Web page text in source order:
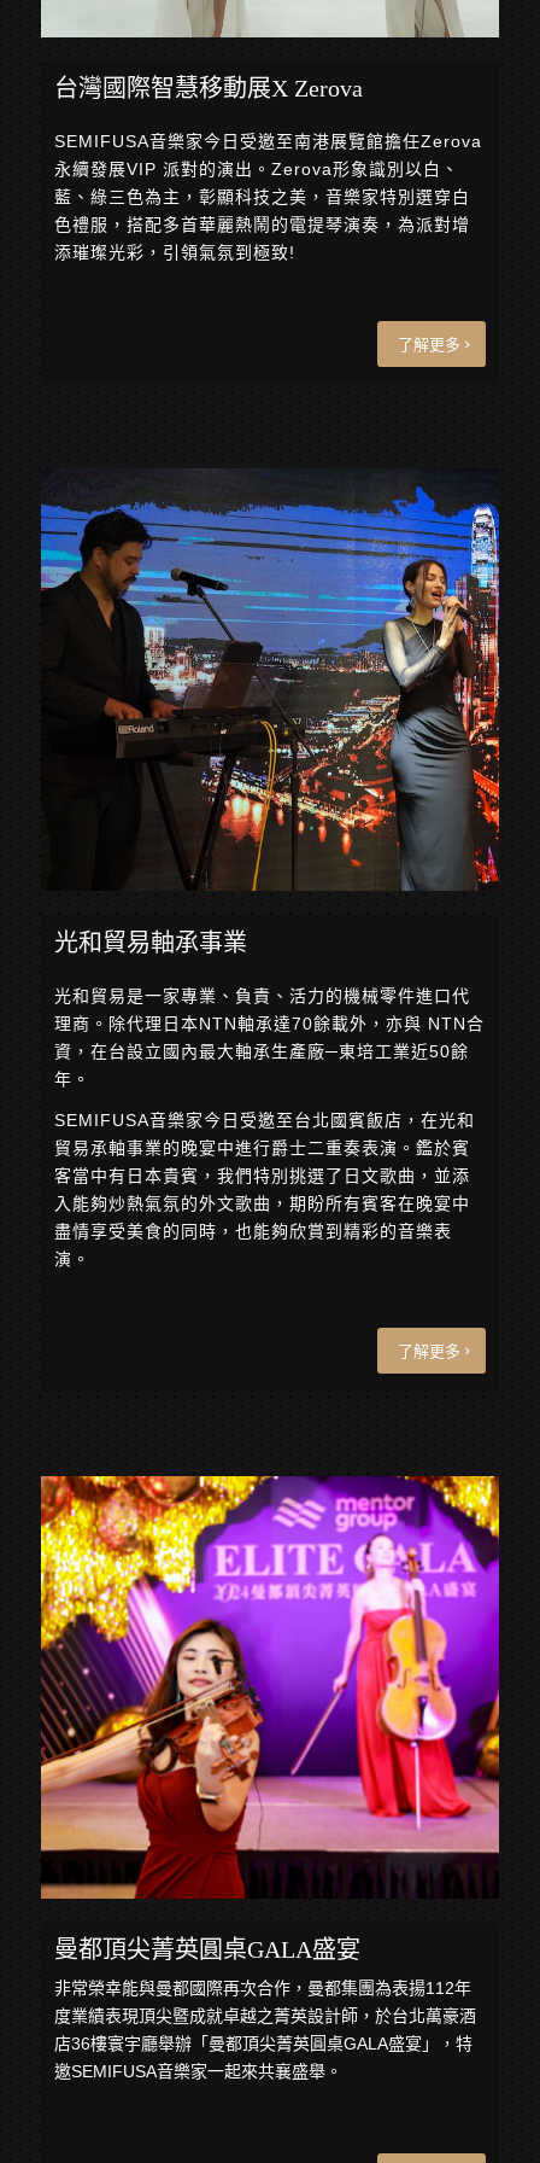
台灣國際智慧移動展X Zerova
SEMIFUSA音樂家今日受邀至南港展覽館擔任Zerova
永續發展VIP 派對的演出。Zerova形象識別以白、
藍、綠三色為主，彰顯科技之美，音樂家特別選穿白
色禮服，搭配多首華麗熱鬧的電提琴演奏，為派對增
添璀璨光彩，引領氣氛到極致!
了解更多
光和貿易軸承事業
光和貿易是一家專業、負責、活力的機械零件進口代
理商。除代理日本NTN軸承達70餘載外，亦與 NTN合
資，在台設立國內最大軸承生產廠─東培工業近50餘
年。
SEMIFUSA音樂家今日受邀至台北國賓飯店，在光和
貿易承軸事業的晚宴中進行爵士二重奏表演。鑑於賓
客當中有日本貴賓，我們特別挑選了日文歌曲，並添
入能夠炒熱氣氛的外文歌曲，期盼所有賓客在晚宴中
盡情享受美食的同時，也能夠欣賞到精彩的音樂表
演。
了解更多
曼都頂尖菁英圓桌GALA盛宴
非常榮幸能與曼都國際再次合作，曼都集團為表揚112年
度業績表現頂尖暨成就卓越之菁英設計師，於台北萬豪酒
店36樓寰宇廳舉辦「曼都頂尖菁英圓桌GALA盛宴」，特
邀SEMIFUSA音樂家一起來共襄盛舉。